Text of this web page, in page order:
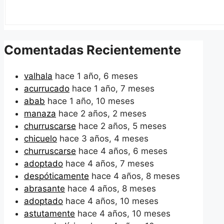
Comentadas Recientemente
valhala hace 1 año, 6 meses
acurrucado hace 1 año, 7 meses
abab hace 1 año, 10 meses
manaza hace 2 años, 2 meses
churruscarse hace 2 años, 5 meses
chicuelo hace 3 años, 4 meses
churruscarse hace 4 años, 6 meses
adoptado hace 4 años, 7 meses
despóticamente hace 4 años, 8 meses
abrasante hace 4 años, 8 meses
adoptado hace 4 años, 10 meses
astutamente hace 4 años, 10 meses